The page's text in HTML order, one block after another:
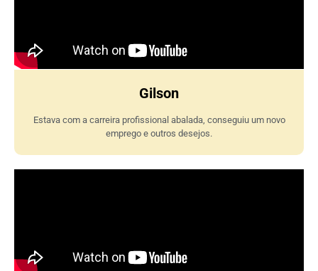
Gilson
Estava com a carreira profissional abalada, conseguiu um novo
emprego e outros desejos.